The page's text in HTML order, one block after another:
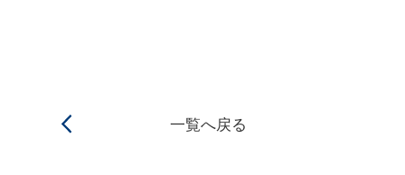
一覧へ戻る